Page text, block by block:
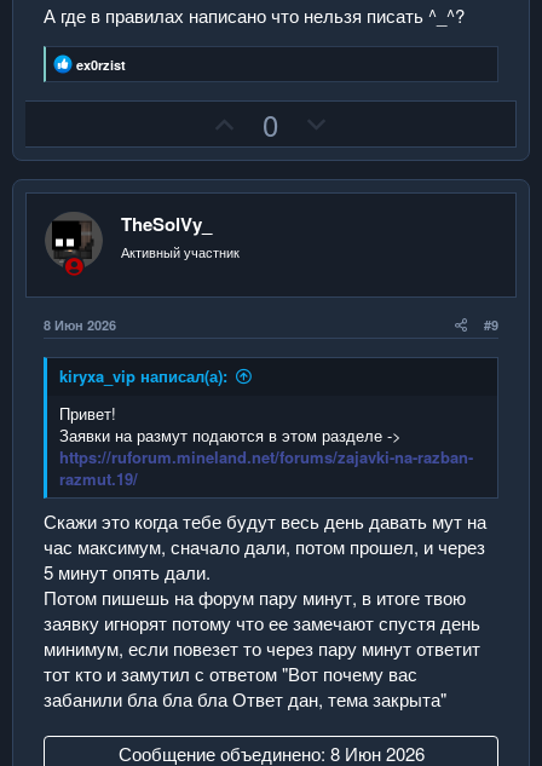
А где в правилах написано что нельзя писать ^_^?
Р
е
а
и
:
ex0rzist
о
з
в
ы
й
о
л
о
с
0
е
г
в
ы
о
л
о
с
TheSolVy_
Активный участник
8 Июн 2026 #9
kiryxa_vip написал(а):
Привет!
Заявки на размут подаются в этом разделе ->
https://ruforum.mineland.net/forums/zajavki-na-razban-
razmut.19/
Скажи это когда тебе будут весь день давать мут на
час максимум, сначало дали, потом прошел, и через
5 минут опять дали.
Потом пишешь на форум пару минут, в итоге твою
заявку игнорят потому что ее замечают спустя день
минимум, если повезет то через пару минут ответит
тот кто и замутил с ответом "Вот почему вас
забанили бла бла бла Ответ дан, тема закрыта"
Сообщение объединено: 8 Июн 2026